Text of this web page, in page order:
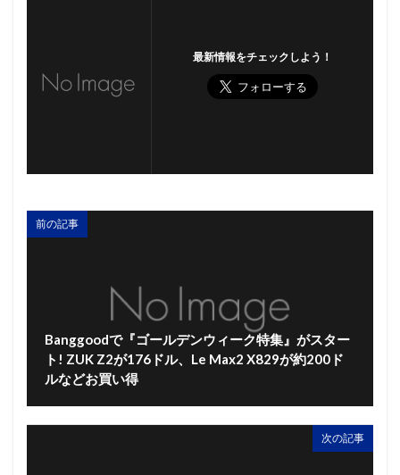
最新情報をチェックしよう！
前の記事
Banggoodで『ゴールデンウィーク特集』がスター
ト! ZUK Z2が176ドル、Le Max2 X829が約200ド
ルなどお買い得
次の記事